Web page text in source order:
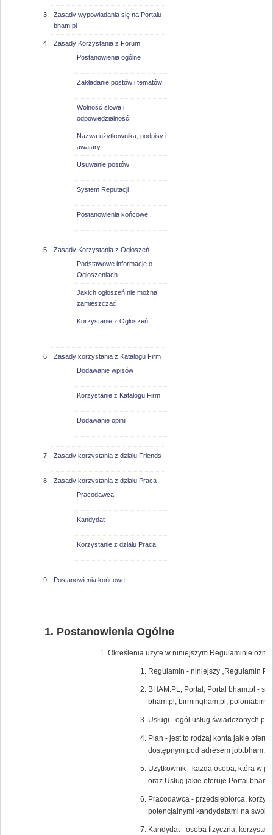
Zasady wypowiadania się na Portalu
bham.pl
Zasady Korzystania z Forum
Postanowienia ogólne
Zakładanie postów i tematów
Wolność słowa i
odpowiedzialność
Nazwa użytkownika, podpisy i
awatary
Usuwanie postów
System Reputacji
Postanowienia końcowe
Zasady Korzystania z Ogłoszeń
Podstawowe informacje o
Ogłoszeniach
Jakich ogłoszeń nie można
zamieszczać
Korzystanie z Ogłoszeń
Zasady korzystania z Katalogu Firm
Dodawanie wpisów
Korzystanie z Katalogu Firm
Dodawanie opinii
Zasady korzystania z działu Friends
Zasady korzystania z działu Praca
Pracodawca
Kandydat
Korzystanie z działu Praca
Postanowienia końcowe
Postanowienia Ogólne
Określenia użyte w niniejszym Regulaminie
Regulamin - niniejszy „Regulamin
BHAM.PL, Portal, Portal bham.pl -
bham.pl, birmingham.pl,
Usługi - ogół usług świadczonych
Plan - jest to rodzaj konta jakie
dostępnym pod adresem job.bham.pl.
Użytkownik - każda osoba, która w
oraz Usług jakie oferuje Portal
Pracodawca - przedsiębiorca,
potencjalnymi kandydatami na
Kandydat - osoba fizyczna,